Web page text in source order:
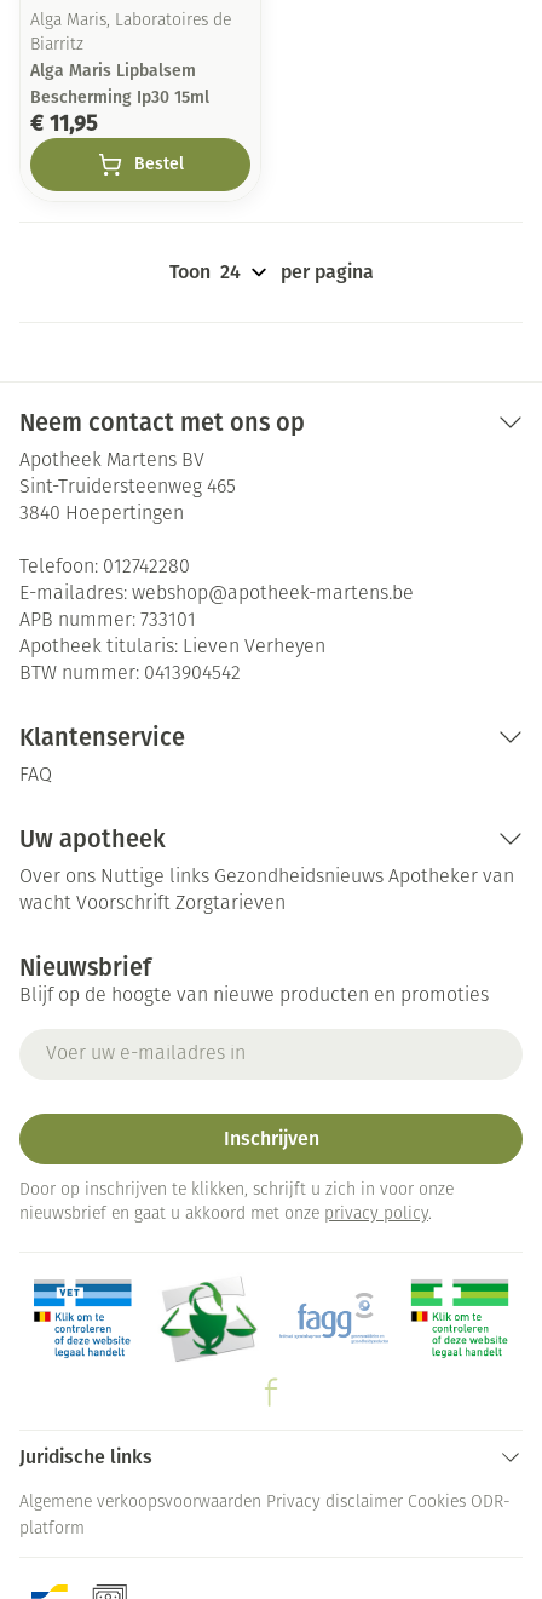
Alga Maris, Laboratoires de
Biarritz
Alga Maris Lipbalsem
Bescherming Ip30 15ml
€ 11,95
Bestel
Toon per pagina
Neem contact met ons op
Apotheek Martens BV
Sint-Truidersteenweg 465
3840 Hoepertingen
Telefoon: 012742280
E-mailadres: webshop@apotheek-martens.be
APB nummer: 733101
Apotheek titularis: Lieven Verheyen
BTW nummer: 0413904542
Klantenservice
FAQ
Uw apotheek
Over ons Nuttige links Gezondheidsnieuws Apotheker van
wacht Voorschrift Zorgtarieven
Nieuwsbrief
Blijf op de hoogte van nieuwe producten en promoties
Inschrijven
Door op inschrijven te klikken, schrijft u zich in voor onze
nieuwsbrief en gaat u akkoord met onze privacy policy.
Juridische links
Algemene verkoopsvoorwaarden Privacy disclaimer Cookies ODR-
platform